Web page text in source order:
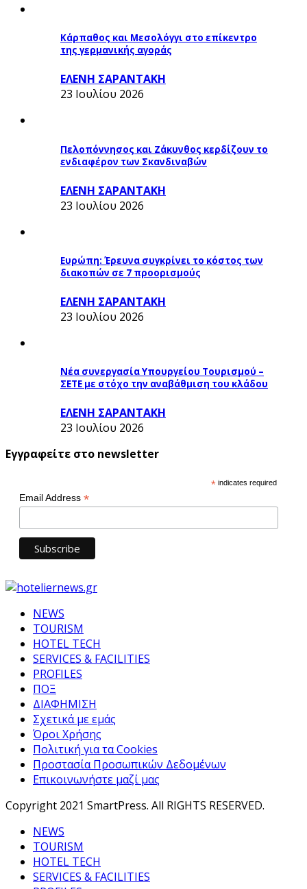
Κάρπαθος και Μεσολόγγι στο επίκεντρο
της γερμανικής αγοράς
ΕΛΕΝΗ ΣΑΡΑΝΤΑΚΗ
23 Ιουλίου 2026
Πελοπόννησος και Ζάκυνθος κερδίζουν το
ενδιαφέρον των Σκανδιναβών
ΕΛΕΝΗ ΣΑΡΑΝΤΑΚΗ
23 Ιουλίου 2026
Ευρώπη: Έρευνα συγκρίνει το κόστος των
διακοπών σε 7 προορισμούς
ΕΛΕΝΗ ΣΑΡΑΝΤΑΚΗ
23 Ιουλίου 2026
Νέα συνεργασία Υπουργείου Τουρισμού –
ΣΕΤΕ με στόχο την αναβάθμιση του κλάδου
ΕΛΕΝΗ ΣΑΡΑΝΤΑΚΗ
23 Ιουλίου 2026
Εγγραφείτε στο newsletter
* indicates required
Email Address *
NEWS
TOURISM
HOTEL TECH
SERVICES & FACILITIES
PROFILES
ΠΟΞ
ΔΙΑΦΗΜΙΣΗ
Σχετικά με εμάς
Όροι Χρήσης
Πολιτική για τα Cookies
Προστασία Προσωπικών Δεδομένων
Επικοινωνήστε μαζί μας
Copyright 2021 SmartPress. All RIGHTS RESERVED.
NEWS
TOURISM
HOTEL TECH
SERVICES & FACILITIES